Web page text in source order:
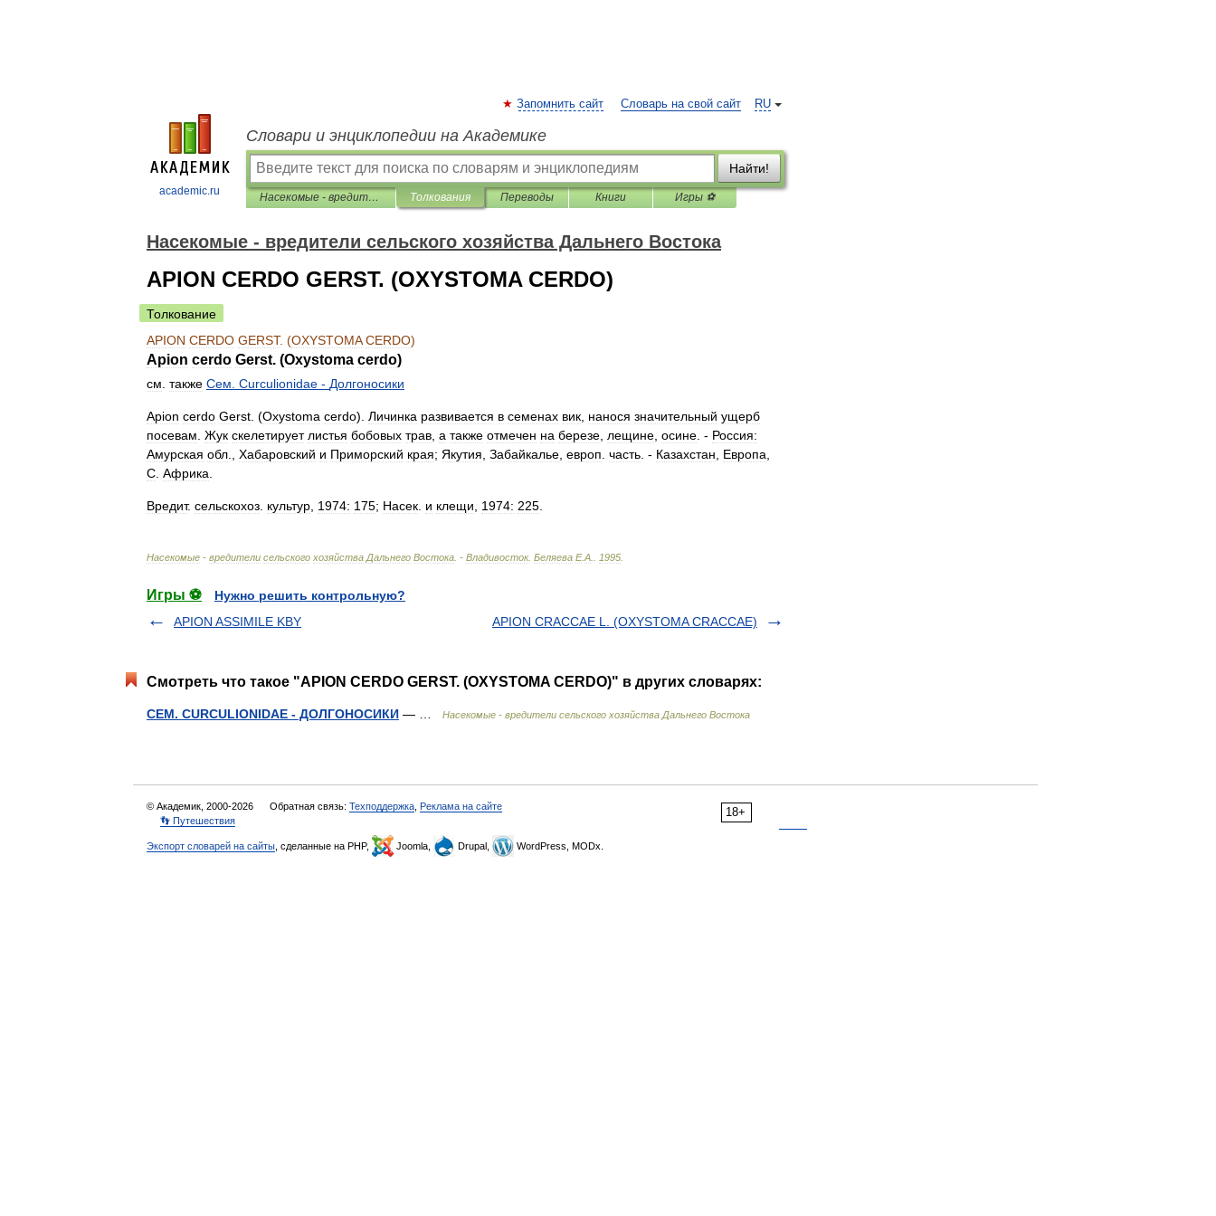
academic.ru
RU
Запомнить сайт Словарь на свой сайт
Словари и энциклопедии на Академике
Найти!
Насекомые - вредители сельского хозяйства Дальнего Востока Толкования Переводы Книги Игры ⚽
Насекомые - вредители сельского хозяйства Дальнего Востока
APION CERDO GERST. (OXYSTOMA CERDO)
Толкование
APION CERDO GERST. (OXYSTOMA CERDO)
Apion cerdo Gerst. (Oxystoma cerdo)
см также Сем Curculionidae - Долгоносики
Apion cerdo Gerst . (Oxystoma cerdo). Личинка развивается в семенах вик нанося значительный ущерб
посевам Жук скелетирует листья бобовых трав а также отмечен на березе лещине осине . - Россия:
Амурская обл Хабаровский и Приморский края; Якутия Забайкалье европ часть . - Казахстан Европа
С Африка
Вредит. сельскохоз культур 1974: 175; Насек и клещи 1974: 225
Насекомые - вредители сельского хозяйства Дальнего Востока . - Владивосток. Беляева Е.А 1995
Игры ⚽
Нужно решить контрольную?
APION ASSIMILE KBY
APION CRACCAE L. (OXYSTOMA CRACCAE)
Смотреть что такое "APION CERDO GERST. (OXYSTOMA CERDO)" в других словарях:
СЕМ. CURCULIONIDAE - ДОЛГОНОСИКИ — … Насекомые - вредители сельского хозяйства Дальнего Востока
18+
© Академик, 2000-2026 Обратная связь: Техподдержка Реклама на сайте
👣 Путешествия
Экспорт словарей на сайты , сделанные на PHP, Joomla, Drupal, WordPress, MODx.